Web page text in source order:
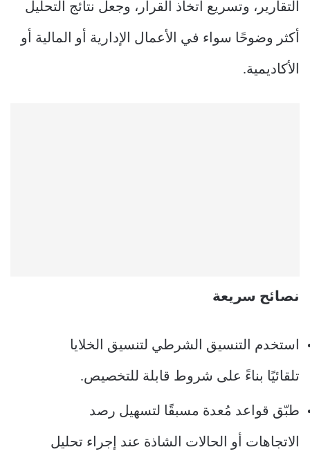
التقارير، وتسريع اتخاذ القرار، وجعل نتائج التحليل
أكثر وضوحًا سواء في الأعمال الإدارية أو المالية أو
الأكاديمية.
نصائح سريعة
استخدم التنسيق الشرطي لتنسيق الخلايا
تلقائيًا بناءً على شروط قابلة للتخصيص.
طبّق قواعد مُعدة مسبقًا لتسهيل رصد
الاتجاهات أو الحالات الشاذة عند إجراء تحليل